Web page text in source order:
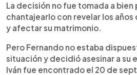
La decisión no fue tomada a bien
chantajearlo con revelar los
y afectar su matrimonio.
Pero Fernando no estaba
situación y decidió asesinar a su
Iván fue encontrado el 20 de